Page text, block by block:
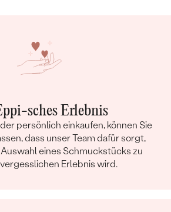
sches Erlebnis
persönlich einkaufen, können Sie
dass unser Team dafür sorgt,
eines Schmuckstücks zu
Erlebnis wird.